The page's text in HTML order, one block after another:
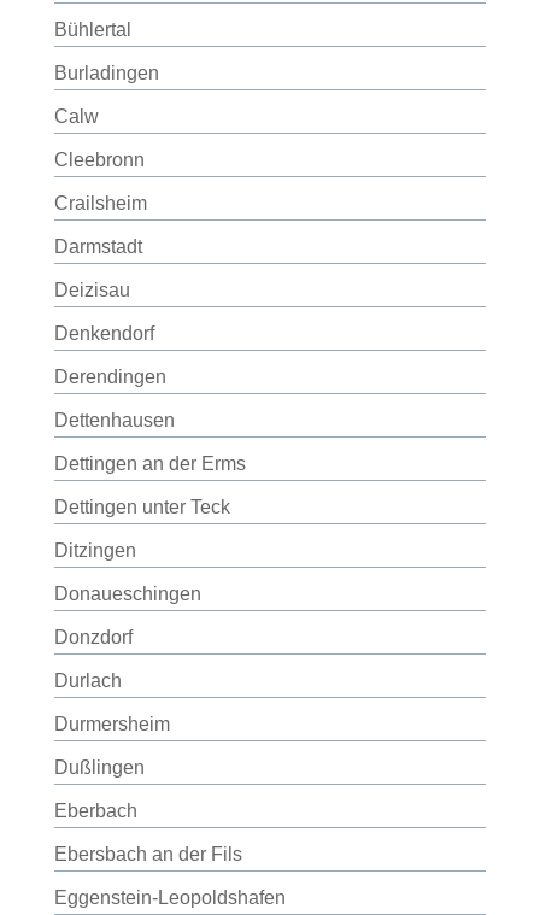
Bühlertal
Burladingen
Calw
Cleebronn
Crailsheim
Darmstadt
Deizisau
Denkendorf
Derendingen
Dettenhausen
Dettingen an der Erms
Dettingen unter Teck
Ditzingen
Donaueschingen
Donzdorf
Durlach
Durmersheim
Dußlingen
Eberbach
Ebersbach an der Fils
Eggenstein-Leopoldshafen